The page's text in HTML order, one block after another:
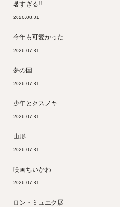
暑すぎる!!
2026.08.01
今年も可愛かった
2026.07.31
夢の国
2026.07.31
少年とクスノキ
2026.07.31
山形
2026.07.31
映画ちいかわ
2026.07.31
ロン・ミュエク展